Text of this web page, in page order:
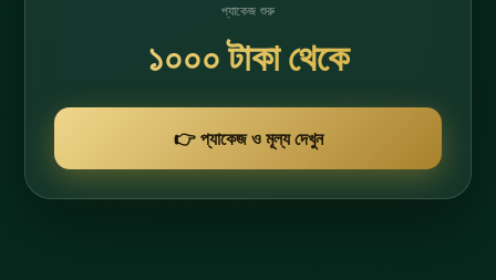
প্যাকেজ শুরু
১০০০টাকা থেকে
👉 প্যাকেজ ও মূল্য দেখুন